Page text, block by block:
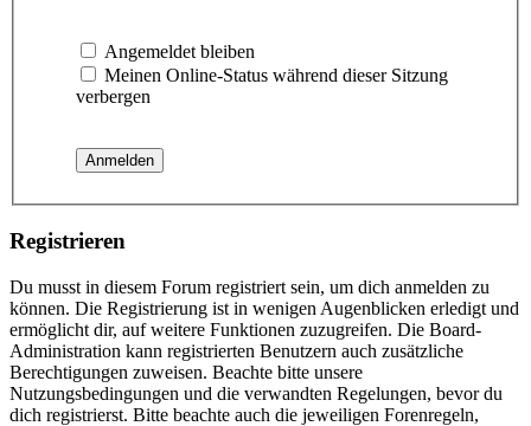
Angemeldet bleiben
Meinen Online-Status während dieser Sitzung
verbergen
Registrieren
Du musst in diesem Forum registriert sein, um dich anmelden zu
können. Die Registrierung ist in wenigen Augenblicken erledigt und
ermöglicht dir, auf weitere Funktionen zuzugreifen. Die Board-
Administration kann registrierten Benutzern auch zusätzliche
Berechtigungen zuweisen. Beachte bitte unsere
Nutzungsbedingungen und die verwandten Regelungen, bevor du
dich registrierst. Bitte beachte auch die jeweiligen Forenregeln,